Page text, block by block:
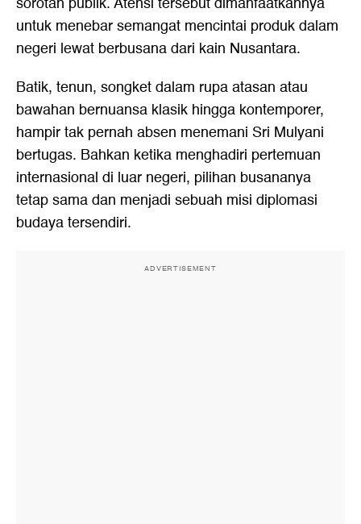
untuk menebar semangat mencintai produk dalam
negeri lewat berbusana dari kain Nusantara.
Batik, tenun, songket dalam rupa atasan atau
bawahan bernuansa klasik hingga kontemporer,
hampir tak pernah absen menemani Sri Mulyani
bertugas. Bahkan ketika menghadiri pertemuan
internasional di luar negeri, pilihan busananya
tetap sama dan menjadi sebuah misi diplomasi
budaya tersendiri.
ADVERTISEMENT